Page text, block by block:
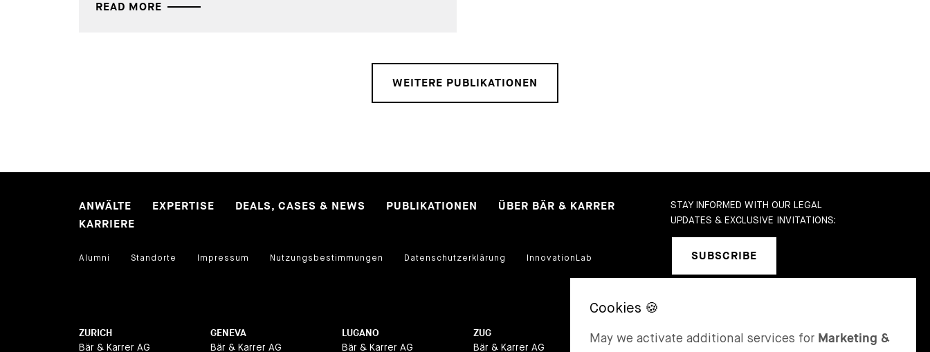
READ MORE
WEITERE PUBLIKATIONEN
ANWÄLTE EXPERTISE DEALS, CASES & NEWS PUBLIKATIONEN
ÜBER BÄR & KARRER
KARRIERE
Alumni Standorte Impressum Nutzungsbestimmungen Datenschutzerklärung InnovationLab
STAY INFORMED WITH OUR LEGAL
UPDATES & EXCLUSIVE INVITATIONS:
SUBSCRIBE
ZURICH
Bär & Karrer AG
GENEVA
Bär & Karrer AG
LUGANO
Bär & Karrer AG
ZUG
Bär & Karrer AG
BASEL
Bär & Karrer AG
ST MORITZ
May we activate additional services for Marketing &